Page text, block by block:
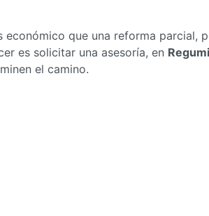
que una reforma parcial,
es solicitar una asesoría, en
el camino.